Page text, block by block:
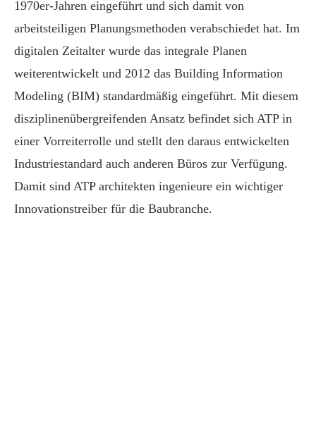
1970er-Jahren eingeführt und sich damit von
arbeitsteiligen Planungsmethoden verabschiedet hat. Im
digitalen Zeitalter wurde das integrale Planen
weiterentwickelt und 2012 das Building Information
Modeling (BIM) standardmäßig eingeführt. Mit diesem
disziplinenübergreifenden Ansatz befindet sich ATP in
einer Vorreiterrolle und stellt den daraus entwickelten
Industriestandard auch anderen Büros zur Verfügung.
Damit sind ATP architekten ingenieure ein wichtiger
Innovationstreiber für die Baubranche.